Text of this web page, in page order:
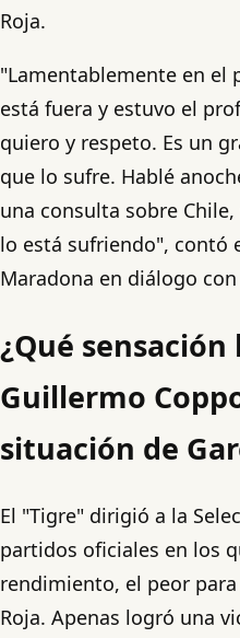
Roja.
"Lamentablemente en el
está fuera y estuvo el
quiero y respeto. Es un
que lo sufre. Hablé
una consulta sobre
lo está sufriendo", contó
Maradona en diálogo con
¿Qué sensación
Guillermo
situación de
El "Tigre" dirigió a la
partidos oficiales en los
rendimiento, el peor
Roja. Apenas logró una